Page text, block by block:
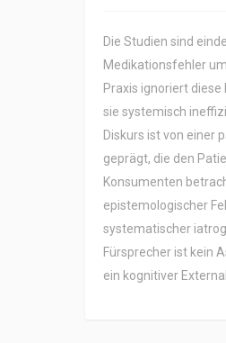
Die Studien sind
Medikationsfehler
Praxis ignoriert diese
sie systemisch
Diskurs ist von einer
geprägt, die den
Konsumenten
epistemologischer
systematischer
Fürsprecher ist kein
ein kognitiver